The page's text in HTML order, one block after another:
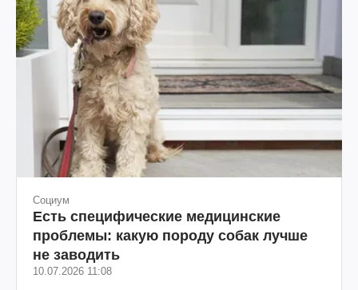
Социум
Есть специфические медицинские
проблемы: какую породу собак лучше
не заводить
10.07.2026 11:08